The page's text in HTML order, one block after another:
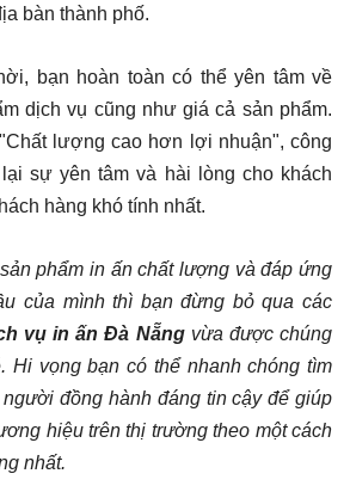
bàn thành phố.
bạn hoàn toàn có thể yên tâm về
dịch vụ cũng như giá cả sản phẩm.
lượng cao hơn lợi nhuận", công
sự yên tâm và hài lòng cho khách
hàng khó tính nhất.
phẩm in ấn chất lượng và đáp ứng
của mình thì bạn đừng bỏ qua các
vụ in ấn Đà Nẵngvừa được chúng
Hi vọng bạn có thể nhanh chóng tìm
đồng hành đáng tin cậy để giúp
hiệu trên thị trường theo một cách
nhất.